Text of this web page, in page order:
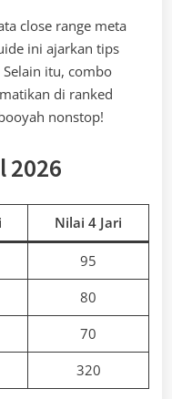
close range meta
ini ajarkan tips
itu, combo
di ranked
nonstop!
2026
Nilai 4 Jari
95
80
70
320